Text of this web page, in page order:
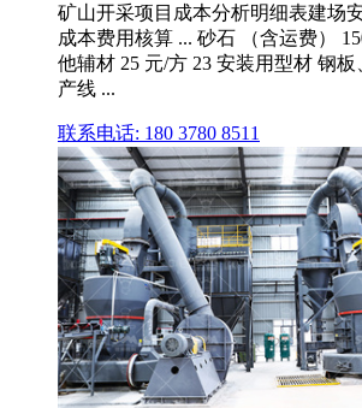
矿山开采项目成本分析明细表建场
成本费用核算 ... 砂石 （含运费）
他辅材 25 元/方 23 安装用型材 钢板
产线 ...
联系电话: 180 3780 8511